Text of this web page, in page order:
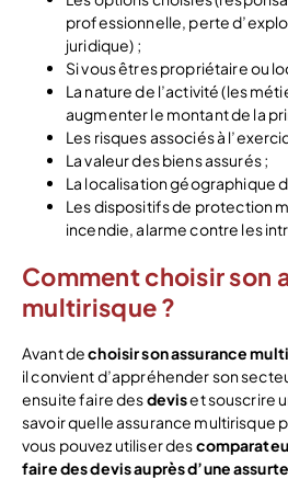
professionnelle, perte
juridique) ;
Si vous êtres propriétaire ou
La nature de l’activité (les
augmenter le montant de la
Les risques associés à
La valeur des biens assurés ;
La localisation géographique
Les dispositifs de protection
incendie, alarme contre les
Comment choisir son
multirisque ?
Avant dechoisir son assurance
il convient d’appréhender son
ensuite faire desdeviset souscrire
savoir quelle assurance multirisque
vous pouvez utiliser des
faire des devis auprès d’une